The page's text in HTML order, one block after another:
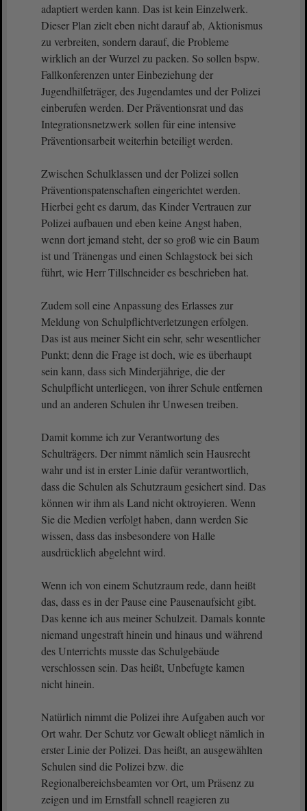
adaptiert werden kann. Das ist kein Einzelwerk.
Dieser Plan zielt eben nicht darauf ab, Aktionismus
zu verbreiten, sondern darauf, die Probleme
wirklich an der Wurzel zu packen. So sollen bspw.
Fallkonferenzen unter Einbeziehung der
Jugendhilfeträger, des Jugendamtes und der Polizei
einberufen werden. Der Präventionsrat und das
Integrationsnetzwerk sollen für eine intensive
Präventionsarbeit weiterhin beteiligt werden.
Zwischen Schulklassen und der Polizei sollen
Präventionspatenschaften eingerichtet werden.
Hierbei geht es darum, das Kinder Vertrauen zur
Polizei aufbauen und eben keine Angst haben,
wenn dort jemand steht, der so groß wie ein Baum
ist und Tränengas und einen Schlagstock bei sich
führt, wie Herr Tillschneider es beschrieben hat.
Zudem soll eine Anpassung des Erlasses zur
Meldung von Schulpflichtverletzungen erfolgen.
Das ist aus meiner Sicht ein sehr, sehr wesentlicher
Punkt; denn die Frage ist doch, wie es überhaupt
sein kann, dass sich Minderjährige, die der
Schulpflicht unterliegen, von ihrer Schule entfernen
und an anderen Schulen ihr Unwesen treiben.
Damit komme ich zur Verantwortung des
Schulträgers. Der nimmt nämlich sein Hausrecht
wahr und ist in erster Linie dafür verantwortlich,
dass die Schulen als Schutzraum gesichert sind. Das
können wir ihm als Land nicht oktroyieren. Wenn
Sie die Medien verfolgt haben, dann werden Sie
wissen, dass das insbesondere von Halle
ausdrücklich abgelehnt wird.
Wenn ich von einem Schutzraum rede, dann heißt
das, dass es in der Pause eine Pausenaufsicht gibt.
Das kenne ich aus meiner Schulzeit. Damals konnte
niemand ungestraft hinein und hinaus und während
des Unterrichts musste das Schulgebäude
verschlossen sein. Das heißt, Unbefugte kamen
nicht hinein.
Natürlich nimmt die Polizei ihre Aufgaben auch vor
Ort wahr. Der Schutz vor Gewalt obliegt nämlich in
erster Linie der Polizei. Das heißt, an ausgewählten
Schulen sind die Polizei bzw. die
Regionalbereichsbeamten vor Ort, um Präsenz zu
zeigen und im Ernstfall schnell reagieren zu